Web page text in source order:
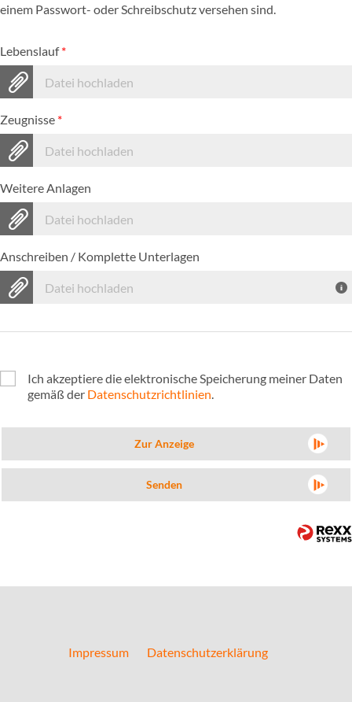
einem Passwort- oder Schreibschutz versehen sind.
Lebenslauf*
Datei hochladen
Zeugnisse *
Datei hochladen
Weitere Anlagen
Datei hochladen
Anschreiben / Komplette Unterlagen
Datei hochladen
Ich akzeptiere die elektronische Speicherung meiner Daten
gemäß der Datenschutzrichtlinien.
Zur Anzeige
Senden
Impressum Datenschutzerklärung